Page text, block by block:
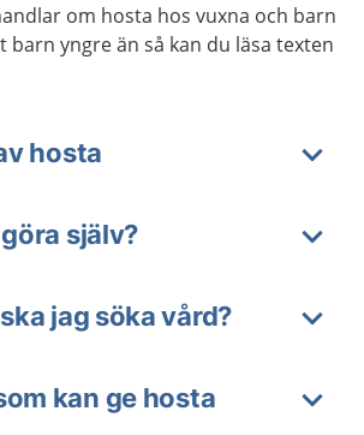
om hosta hos vuxna och barn
barn yngre än så kan du läsa texten
hosta
själv?
jag söka vård?
kan ge hosta